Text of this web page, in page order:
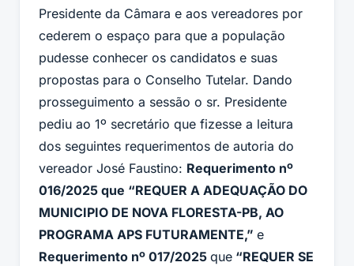
Presidente da Câmara e aos vereadores por
cederem o espaço para que a população
pudesse conhecer os candidatos e suas
propostas para o Conselho Tutelar. Dando
prosseguimento a sessão o sr. Presidente
pediu ao 1º secretário que fizesse a leitura
dos seguintes requerimentos de autoria do
vereador José Faustino: Requerimento nº
016/2025 que “REQUER A ADEQUAÇÃO DO
MUNICIPIO DE NOVA FLORESTA-PB, AO
PROGRAMA APS FUTURAMENTE,” e
Requerimento nº 017/2025 que “REQUER SE